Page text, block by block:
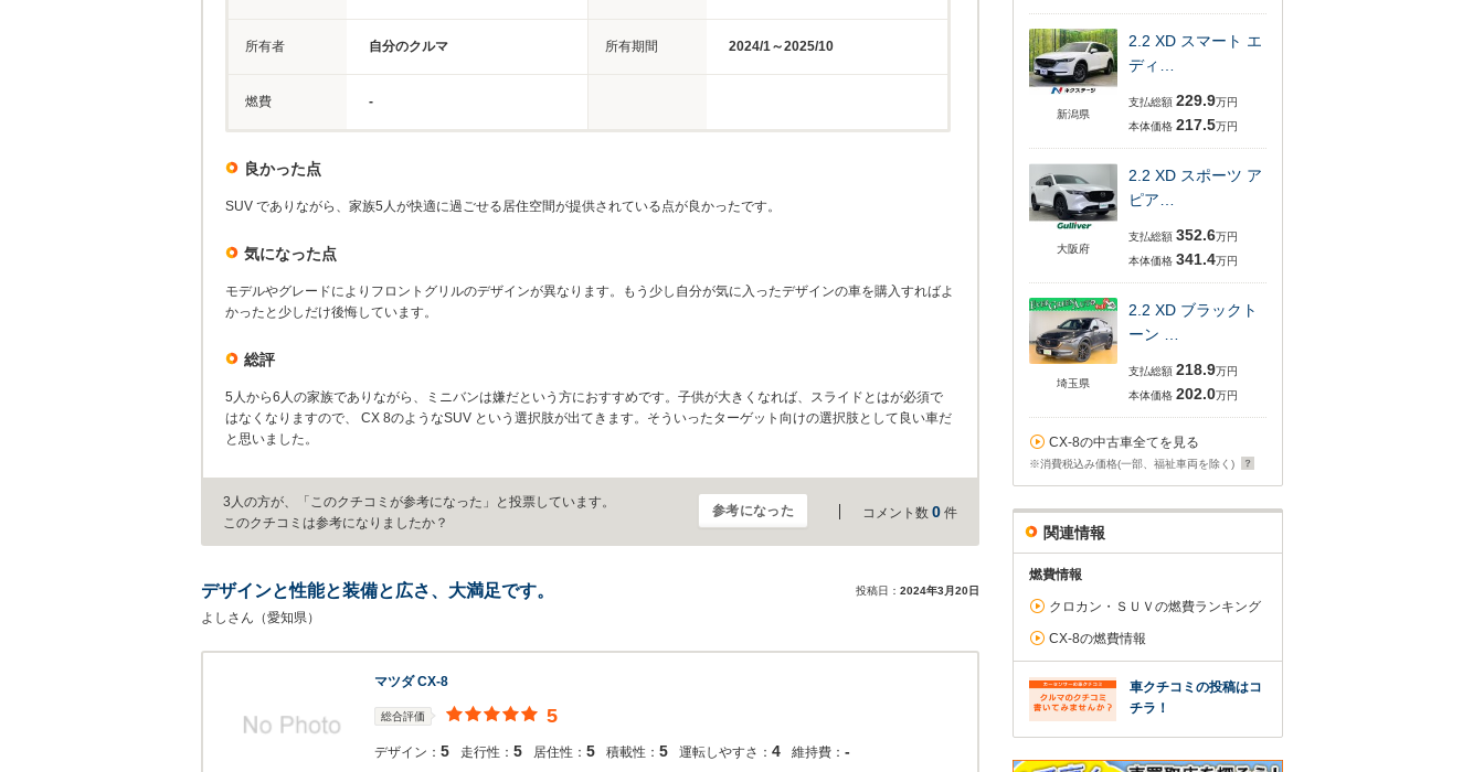
所有者 自分のクルマ 所有期間 2024/1～2025/10
燃費 -
良かった点
SUV でありながら、家族5人が快適に過ごせる居住空間が提供されている点が良かったです。
気になった点
モデルやグレードによりフロントグリルのデザインが異なります。もう少し自分が気に入ったデザインの車を購入すればよ
かったと少しだけ後悔しています。
総評
5人から6人の家族でありながら、ミニバンは嫌だという方におすすめです。子供が大きくなれば、スライドとはが必須で
はなくなりますので、 CX 8のようなSUV という選択肢が出てきます。そういったターゲット向けの選択肢として良い車だ
と思いました。
3人の方が、「このクチコミが参考になった」と投票しています。
このクチコミは参考になりましたか？
参考になった コメント数 0 件
デザインと性能と装備と広さ、大満足です。 投稿日： 2024年3月20日
よしさん（愛知県）
マツダ CX-8
総合評価 5
デザイン： 5 走行性： 5 居住性： 5 積載性： 5 運転しやすさ： 4 維持費： -
新潟県
2.2 XD スマート エ
ディ…
支払総額 229.9万円
本体価格 217.5万円
大阪府
2.2 XD スポーツ ア
ピア…
支払総額 352.6万円
本体価格 341.4万円
埼玉県
2.2 XD ブラックト
ーン …
支払総額 218.9万円
本体価格 202.0万円
CX-8の中古車全てを見る
※消費税込み価格(一部、福祉車両を除く)
関連情報
燃費情報
クロカン・ＳＵＶの燃費ランキング
CX-8の燃費情報
車クチコミの投稿はコ
チラ！